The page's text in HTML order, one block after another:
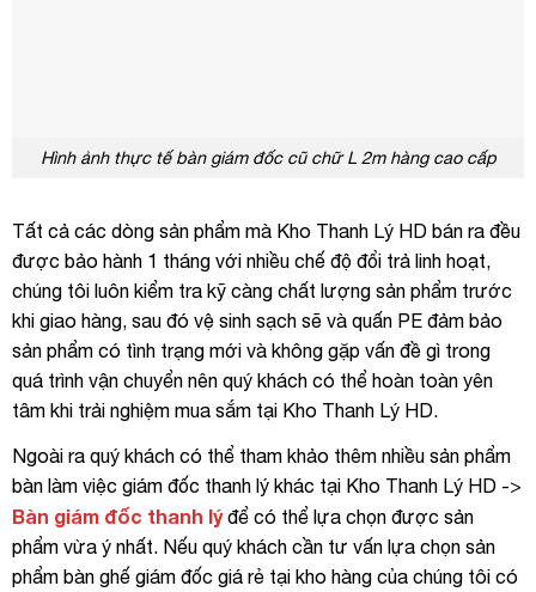
Hình ảnh thực tế bàn giám đốc cũ chữ L 2m hàng cao cấp
Tất cả các dòng sản phẩm mà Kho Thanh Lý HD bán ra đều
được bảo hành 1 tháng với nhiều chế độ đổi trả linh hoạt,
chúng tôi luôn kiểm tra kỹ càng chất lượng sản phẩm trước
khi giao hàng, sau đó vệ sinh sạch sẽ và quấn PE đảm bảo
sản phẩm có tình trạng mới và không gặp vấn đề gì trong
quá trình vận chuyển nên quý khách có thể hoàn toàn yên
tâm khi trải nghiệm mua sắm tại Kho Thanh Lý HD.
Ngoài ra quý khách có thể tham khảo thêm nhiều sản phẩm
bàn làm việc giám đốc thanh lý khác tại Kho Thanh Lý HD ->
Bàn giám đốc thanh lýđể có thể lựa chọn được sản
phẩm vừa ý nhất. Nếu quý khách cần tư vấn lựa chọn sản
phẩm bàn ghế giám đốc giá rẻ tại kho hàng của chúng tôi có